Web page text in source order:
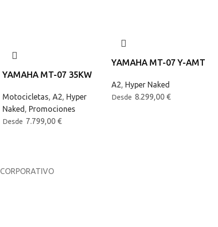
YAMAHA MT-07 35KW
Motocicletas, A2, Hyper
Naked , Promociones
Desde 7.799,00 €
YAMAHA MT-07 Y-AMT
A2, Hyper Naked
Desde 8.299,00 €
CORPORATIVO